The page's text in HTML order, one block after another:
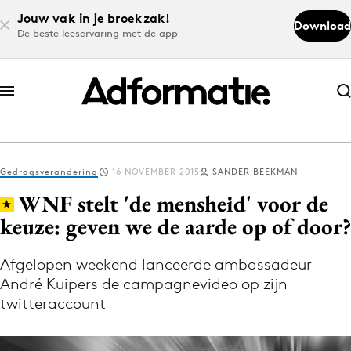
Jouw vak in je broekzak!
De beste leeservaring met de app
Download
Abonneer nu
Abonneer nu
Log in
Volg het laatste nieuws via de Adformatie
Nieuws app
Gedragsverandering 16 NOVEMBER 2015 SANDER BEEKMAN
WNF stelt 'de mensheid' voor de
keuze: geven we de aarde op of door?
Afgelopen weekend lanceerde ambassadeur
André Kuipers de campagnevideo op zijn
twitteraccount